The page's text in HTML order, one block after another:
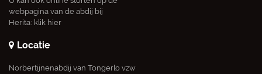
webpagina van de abdij bij
Herita: klik hier
Locatie
Norbertijnenabdij van Tongerlo vzw